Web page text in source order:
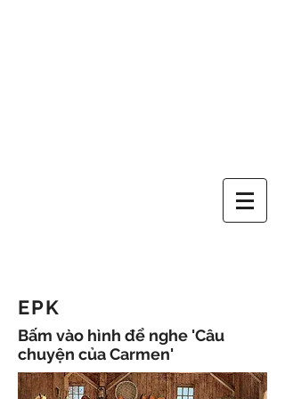
EPK
Bấm vào hình để nghe 'Câu
chuyện của Carmen'